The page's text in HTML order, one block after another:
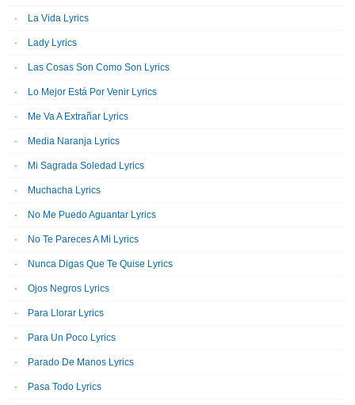
La Vida Lyrics
Lady Lyrics
Las Cosas Son Como Son Lyrics
Lo Mejor Está Por Venir Lyrics
Me Va A Extrañar Lyrics
Media Naranja Lyrics
Mi Sagrada Soledad Lyrics
Muchacha Lyrics
No Me Puedo Aguantar Lyrics
No Te Pareces A Mi Lyrics
Nunca Digas Que Te Quise Lyrics
Ojos Negros Lyrics
Para Llorar Lyrics
Para Un Poco Lyrics
Parado De Manos Lyrics
Pasa Todo Lyrics